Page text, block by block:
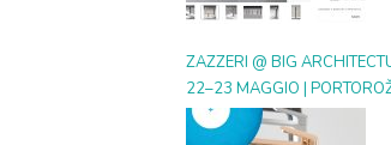
ZAZZERI @ BIG
22–23 MAGGIO |
| BOOTH 30